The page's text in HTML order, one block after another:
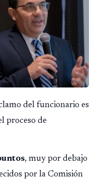
del funcionario es
proceso de
, muy por debajo
por la Comisión